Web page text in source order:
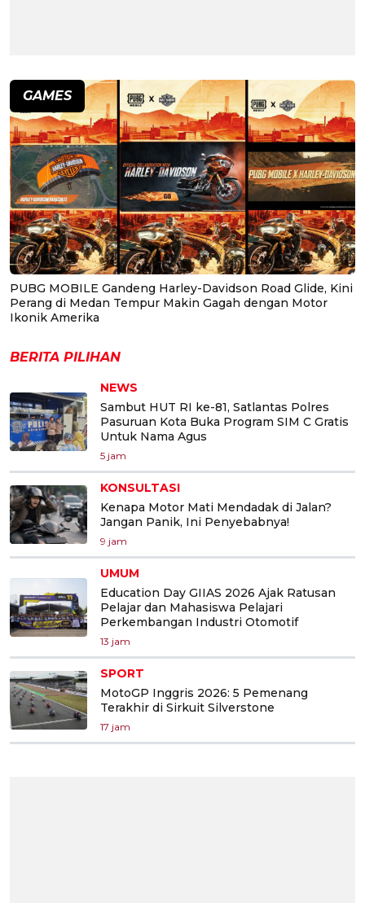
GAMES
PUBG MOBILE Gandeng Harley-Davidson Road Glide, Kini
Perang di Medan Tempur Makin Gagah dengan Motor
Ikonik Amerika
BERITA PILIHAN
NEWS
Sambut HUT RI ke-81, Satlantas Polres
Pasuruan Kota Buka Program SIM C Gratis
Untuk Nama Agus
5 jam
KONSULTASI
Kenapa Motor Mati Mendadak di Jalan?
Jangan Panik, Ini Penyebabnya!
9 jam
UMUM
Education Day GIIAS 2026 Ajak Ratusan
Pelajar dan Mahasiswa Pelajari
Perkembangan Industri Otomotif
13 jam
SPORT
MotoGP Inggris 2026: 5 Pemenang
Terakhir di Sirkuit Silverstone
17 jam